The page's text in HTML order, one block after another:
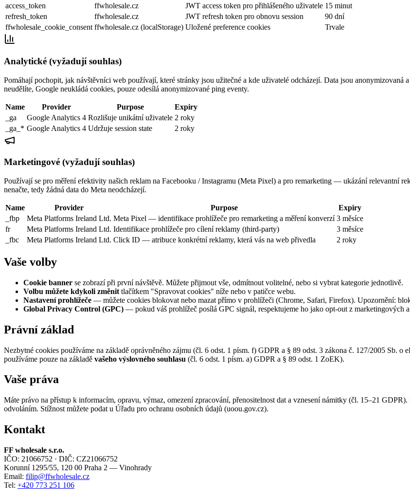
access_token
ffwholesale.cz JWT access token pro přihlášeného uživatele 15 minut
refresh_token
ffwholesale.cz JWT refresh token pro obnovu session
90 dní
ffwholesale_cookie_consent ffwholesale.cz (localStorage) Uložené preference cookies Trvale
Analytické (vyžadují souhlas)
Pomáhají pochopit, jak návštěvníci web používají, které stránky jsou užitečné a kde uživatelé odcházejí. Data jsou anonymizovaná
neudělíte, Google neukládá cookies, pouze odesílá anonymizované ping eventy.
Name Provider Purpose
Expiry
_ga
Google Analytics 4 Rozlišuje unikátní uživatele 2 roky
_ga_* Google Analytics 4 Udržuje session state 2 roky
Marketingové (vyžadují souhlas)
Používají se pro měření efektivity našich reklam na Facebooku / Instagramu (Meta Pixel) a pro remarketing — ukázání relevantní
nenačte, tedy žádná data do Meta neodcházejí.
Name Provider Purpose
Expiry
_fbp
Meta Platforms Ireland Ltd. Meta Pixel — identifikace prohlížeče pro remarketing a měření konverzí 3 měsíce
fr
Meta Platforms Ireland Ltd. Identifikace prohlížeče pro cílení reklamy (third-party)
3 měsíce
_fbc
Meta Platforms Ireland Ltd. Click ID — atribuce konkrétní reklamy, která vás na web přivedla 2 roky
Vaše volby
Cookie banner se zobrazí při první návštěvě. Můžete přijmout vše, odmítnout volitelné, nebo si vybrat kategorie jednotlivě.
Volbu můžete kdykoli změnit tlačítkem "Spravovat cookies" níže nebo v patičce webu.
Nastavení prohlížeče — můžete cookies blokovat nebo mazat přímo v prohlížeči (Chrome, Safari, Firefox). Upozornění:
Global Privacy Control (GPC) — pokud váš prohlížeč posílá GPC signál, respektujeme ho jako opt-out z marketingových
Právní základ
Nezbytné cookies používáme na základě oprávněného zájmu (čl. 6 odst. 1 písm. f) GDPR a § 89 odst. 3 zákona č. 127/2005 Sb.
používáme pouze na základě vašeho výslovného souhlasu (čl. 6 odst. 1 písm. a) GDPR a § 89 odst. 1 ZoEK).
Vaše práva
Máte právo na přístup k informacím, opravu, výmaz, omezení zpracování, přenositelnost dat a vznesení námitky (čl. 15–21
odvoláním. Stížnost můžete podat u Úřadu pro ochranu osobních údajů (uoou.gov.cz).
Kontakt
FF wholesale s.r.o.
IČO: 21066752 · DIČ: CZ21066752
Korunní 1295/55, 120 00 Praha 2 — Vinohrady
Email: filip@ffwholesale.cz
Tel: +420 773 251 106